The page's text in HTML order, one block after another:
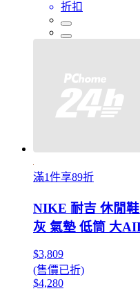
折扣
滿1件享89折
NIKE 耐吉 休閒
灰 氣墊 低筒 大
$3,809
(售價已折)
$4,280